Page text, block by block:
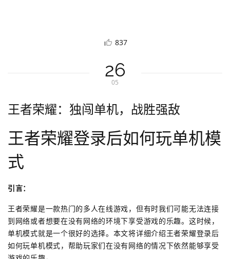
837
26
05
王者荣耀：独闯单机，战胜强敌
王者荣耀登录后如何玩单机模
式
引言：
王者荣耀是一款热门的多人在线游戏，但有时我们可能无法连接
到网络或者想要在没有网络的环境下享受游戏的乐趣。这时候，
单机模式就是一个很好的选择。本文将详细介绍王者荣耀登录后
如何玩单机模式，帮助玩家们在没有网络的情况下依然能够享受